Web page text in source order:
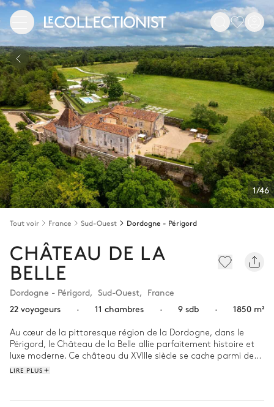
1/46
Tout voir France Sud-Ouest Dordogne - Périgord
CHÂTEAU DE LA
BELLE
Dordogne - Périgord, Sud-Ouest, France
22 voyageurs
· 11 chambres · 9 sdb · 1850 m²
Au cœur de la pittoresque région de la Dordogne, dans le
Périgord, le Château de la Belle allie parfaitement histoire et
luxe moderne. Ce château du XVIIIe siècle se cache parmi des
jardins luxuriants et des collines ondulantes, avec une vue
LIRE PLUS